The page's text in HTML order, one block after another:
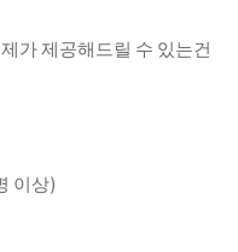
가 제공해드릴 수 있는건
이상)